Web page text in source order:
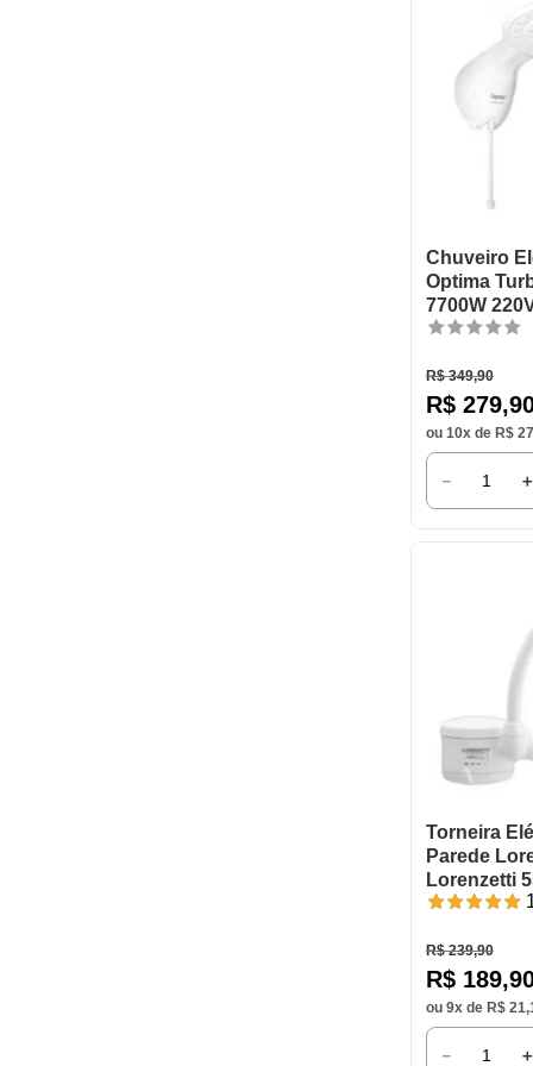
Chuveiro
Optima
7700W
R$ 349,90
R$ 279,
ou 10x de R$ 27
－
Torneira
Parede
Lorenzetti
R$ 239,90
R$ 189,
ou 9x de R$ 21,
－